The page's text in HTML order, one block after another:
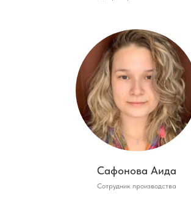
Сафонова Аида
Сотрудник производства